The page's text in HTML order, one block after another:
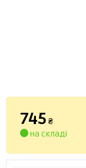
745 ₴
на складі